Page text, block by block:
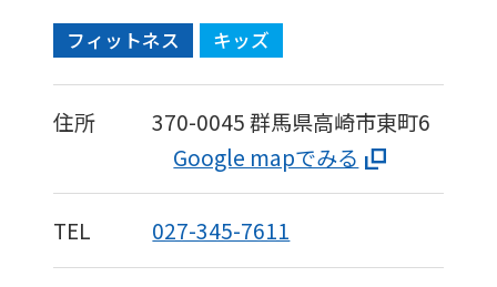
フィットネス キッズ
住所 370-0045群馬県高崎市東町6
Google mapでみる
TEL 027-345-7611